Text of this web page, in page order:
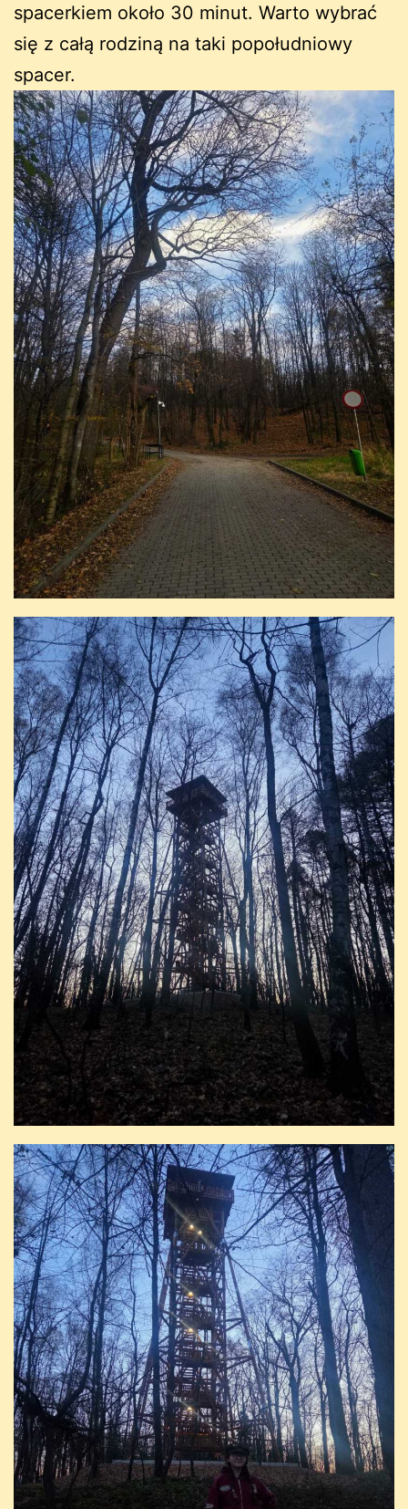
spacerkiem około 30 minut. Warto wybrać
się z całą rodziną na taki popołudniowy
spacer.